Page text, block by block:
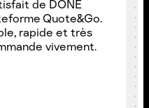
de DONE
Quote&Go.
rapide et très
vivement.